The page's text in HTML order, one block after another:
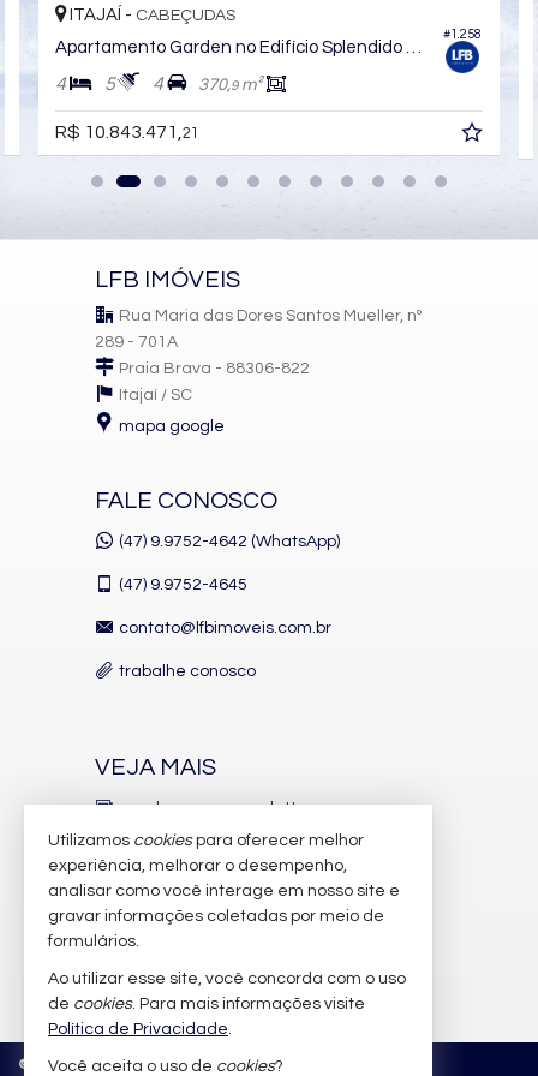
Hall de entrada com pé-direito duplo
Controle de acesso com biometria e reconhecimento facial
Entrada para banhistas
Sustentabilidade com reaproveitamento de água
Infraestrutura para carros elétricos
ÁREA DE LAZER COMPLETA
Academia equipada
Salão de festas
Fire place
Lounge
Brinquedoteca e playground
Pet place
LOCALIZAÇÃO – CABEÇUDAS FRENTE MAR
Morar em Cabeçudas é viver em um dos endereços mais
exclusivos do sul do Brasil:
Próximo ao Iate Clube Cabeçudas
A poucos minutos de Balneário Camboriú
Vista definitiva para o mar
Alto padrão construtivo
Exclusividade absoluta
IDEAL PARA
✔ Famílias que buscam exclusividade e espaço
✔ Quem deseja morar frente mar com sofisticação
#1.258
ITAJAÍ - CABEÇUDAS
4 5 4 370,9m²
R$ 10.843.471,21
LFB IMÓVEIS
Rua Maria das Dores Santos Mueller, nº
289 - 701A
Praia Brava - 88306-822
Itajaí / SC
mapa google
FALE CONOSCO
(47) 9.9752-4642 (WhatsApp)
(47) 9.9752-4645
contato@lfbimoveis.com.br
trabalhe conosco
VEJA MAIS
receba nosso newsletter
indicadores financeiros
cadastre seu imóvel
imóveis favoritos
mapa de imóveis
© 2026 CRECI/SC 6.388-J Política de Privacidade
Utilizamos cookiespara oferecer melhor
experiência, melhorar o desempenho,
analisar como você interage em nosso site e
gravar informações coletadas por meio de
formulários.
Ao utilizar esse site, você concorda com o uso
de cookies. Para mais informações visite
Política de Privacidade.
Você aceita o uso de cookies?